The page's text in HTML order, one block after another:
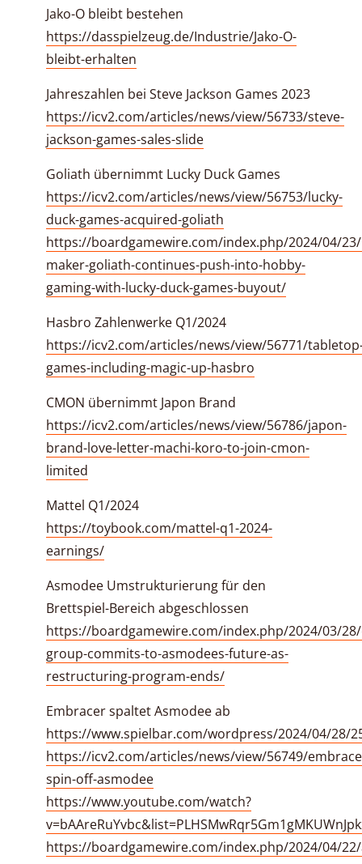
Jako-O bleibt bestehen
https://dasspielzeug.de/Industrie/Jako-O-
bleibt-erhalten
Jahreszahlen bei Steve Jackson Games 2023
https://icv2.com/articles/news/view/56733/steve-
jackson-games-sales-slide
Goliath übernimmt Lucky Duck Games
https://icv2.com/articles/news/view/56753/lucky-
duck-games-acquired-goliath
https://boardgamewire.com/index.php/2024/04/
maker-goliath-continues-push-into-hobby-
gaming-with-lucky-duck-games-buyout/
Hasbro Zahlenwerke Q1/2024
https://icv2.com/articles/news/view/56771/
games-including-magic-up-hasbro
CMON übernimmt Japon Brand
https://icv2.com/articles/news/view/56786/japon-
brand-love-letter-machi-koro-to-join-cmon-
limited
Mattel Q1/2024
https://toybook.com/mattel-q1-2024-
earnings/
Asmodee Umstrukturierung für den
Brettspiel-Bereich abgeschlossen
https://boardgamewire.com/index.php/2024/03/
group-commits-to-asmodees-future-as-
restructuring-program-ends/
Embracer spaltet Asmodee ab
https://www.spielbar.com/wordpress/2024/04/28/
https://icv2.com/articles/news/view/56749/
spin-off-asmodee
https://www.youtube.com/watch?
https://boardgamewire.com/index.php/2024/04/